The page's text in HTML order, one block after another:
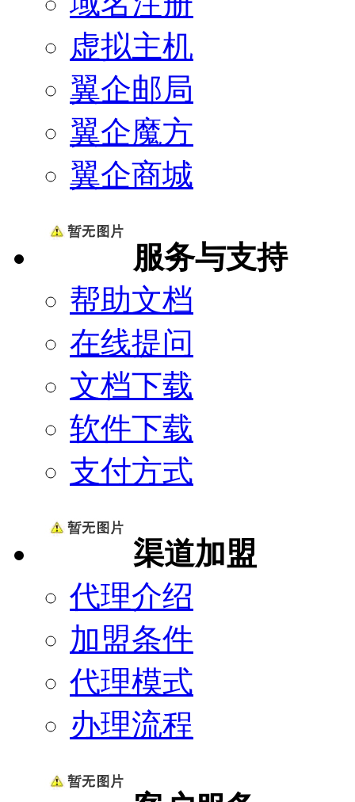
虚拟主机
翼企邮局
翼企魔方
翼企商城
服务与支持
帮助文档
在线提问
文档下载
软件下载
支付方式
渠道加盟
代理介绍
加盟条件
代理模式
办理流程